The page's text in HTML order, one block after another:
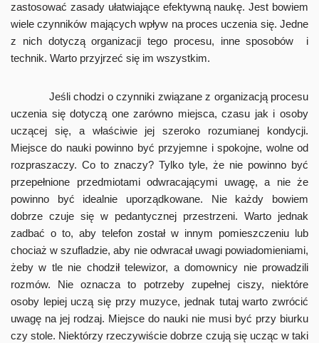
zastosować zasady ułatwiające efektywną naukę. Jest bowiem
wiele czynników mających wpływ na proces uczenia się. Jedne
z nich dotyczą organizacji tego procesu, inne sposobów i
technik. Warto przyjrzeć się im wszystkim.
Jeśli chodzi o czynniki związane z organizacją procesu
uczenia się dotyczą one zarówno miejsca, czasu jak i osoby
uczącej się, a właściwie jej szeroko rozumianej kondycji.
Miejsce do nauki powinno być przyjemne i spokojne, wolne od
rozpraszaczy. Co to znaczy? Tylko tyle, że nie powinno być
przepełnione przedmiotami odwracającymi uwagę, a nie że
powinno być idealnie uporządkowane. Nie każdy bowiem
dobrze czuje się w pedantycznej przestrzeni. Warto jednak
zadbać o to, aby telefon został w innym pomieszczeniu lub
chociaż w szufladzie, aby nie odwracał uwagi powiadomieniami,
żeby w tle nie chodził telewizor, a domownicy nie prowadzili
rozmów. Nie oznacza to potrzeby zupełnej ciszy, niektóre
osoby lepiej uczą się przy muzyce, jednak tutaj warto zwrócić
uwagę na jej rodzaj. Miejsce do nauki nie musi być przy biurku
czy stole. Niektórzy rzeczywiście dobrze czują się ucząc w taki